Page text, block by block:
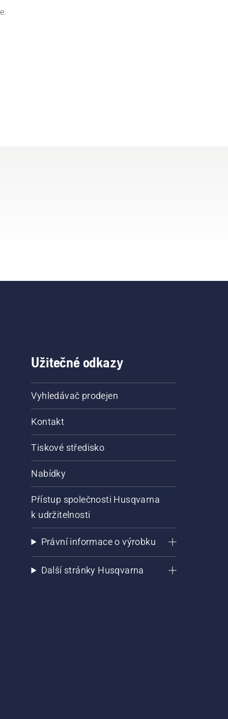
Užitečné odkazy
Vyhledávač prodejen
Kontakt
Tiskové středisko
Nabídky
Přístup společnosti Husqvarna
k udržitelnosti
Právní informace o výrobku
Další stránky Husqvarna